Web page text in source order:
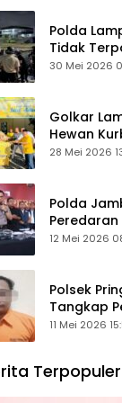
Polda
Tidak
Pocong
30 Mei 2026
Golkar
Hewan
1447 Hijriah
28 Mei 2026
Polda
Peredaran
Miliar,
12 Mei 2026
Polsek
Tangkap
Mobil,
11 Mei 2026